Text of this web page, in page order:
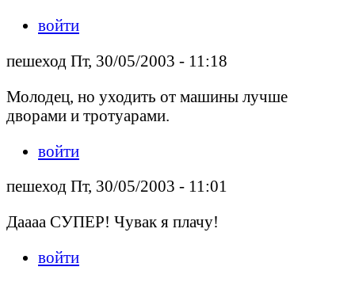
войти
пешеход Пт, 30/05/2003 - 11:18
Молодец, но уходить от машины лучше
дворами и тротуарами.
войти
пешеход Пт, 30/05/2003 - 11:01
Даааа СУПЕР! Чувак я плачу!
войти